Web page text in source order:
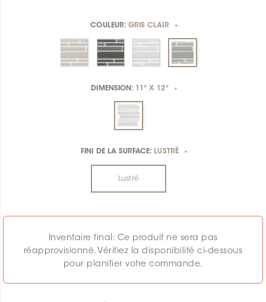
COULEUR: GRIS CLAIR *
DIMENSION: 11" X 12" *
FINI DE LA SURFACE: LUSTRÉ *
Lustré
Inventaire final: Ce produit ne sera pas
réapprovisionné. Vérifiez la disponibilité ci-dessous
pour planifier votre commande.